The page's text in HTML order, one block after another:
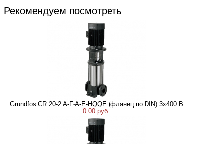
Рекомендуем посмотреть
Grundfos CR 20-2 A-F-A-E-HQQE (фланец по DIN) 3х400 В
0.00 руб.